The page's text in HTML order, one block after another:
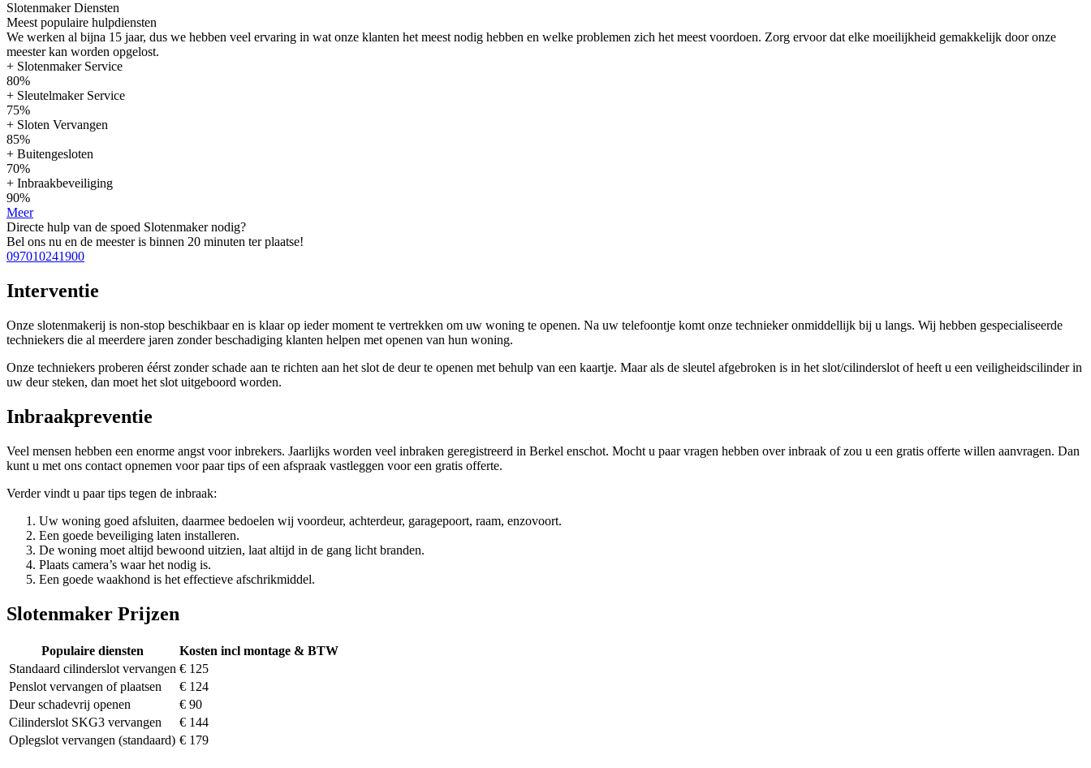
Slotenmaker Diensten
Meest populaire hulpdiensten
We werken al bijna 15 jaar, dus we hebben veel ervaring in wat onze klanten het meest nodig hebben en welke problemen zich het meest voordoen. Zorg ervoor dat elke moeilijkheid gemakkelijk door onze
meester kan worden opgelost.
+ Slotenmaker Service
80%
+ Sleutelmaker Service
75%
+ Sloten Vervangen
85%
+ Buitengesloten
70%
+ Inbraakbeveiliging
90%
Meer
Directe hulp van de spoed Slotenmaker nodig?
Bel ons nu en de meester is binnen 20 minuten ter plaatse!
097010241900
Interventie
Onze slotenmakerij is non-stop beschikbaar en is klaar op ieder moment te vertrekken om uw woning te openen. Na uw telefoontje komt onze technieker onmiddellijk bij u langs. Wij hebben gespecialiseerde
techniekers die al meerdere jaren zonder beschadiging klanten helpen met openen van hun woning.
Onze techniekers proberen éérst zonder schade aan te richten aan het slot de deur te openen met behulp van een kaartje. Maar als de sleutel afgebroken is in het slot/cilinderslot of heeft u een veiligheidscilinder in
uw deur steken, dan moet het slot uitgeboord worden.
Inbraakpreventie
Veel mensen hebben een enorme angst voor inbrekers. Jaarlijks worden veel inbraken geregistreerd in Berkel enschot. Mocht u paar vragen hebben over inbraak of zou u een gratis offerte willen aanvragen. Dan
kunt u met ons contact opnemen voor paar tips of een afspraak vastleggen voor een gratis offerte.
Verder vindt u paar tips tegen de inbraak:
Uw woning goed afsluiten, daarmee bedoelen wij voordeur, achterdeur, garagepoort, raam, enzovoort.
Een goede beveiliging laten installeren.
De woning moet altijd bewoond uitzien, laat altijd in de gang licht branden.
Plaats camera’s waar het nodig is.
Een goede waakhond is het effectieve afschrikmiddel.
Slotenmaker Prijzen
Populaire diensten
Kosten incl montage & BTW
Standaard cilinderslot vervangen € 125
Penslot vervangen of plaatsen
€ 124
Deur schadevrij openen
€ 90
Cilinderslot SKG3 vervangen
€ 144
Oplegslot vervangen (standaard) € 179